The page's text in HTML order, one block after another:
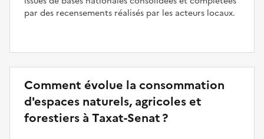
par des recensements réalisés par les acteurs locaux.
Comment évolue la consommation
d'espaces naturels, agricoles et
forestiers à Taxat-Senat ?